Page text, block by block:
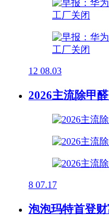
12 08.03
2026主流除甲
8 07.17
泡泡玛特首登